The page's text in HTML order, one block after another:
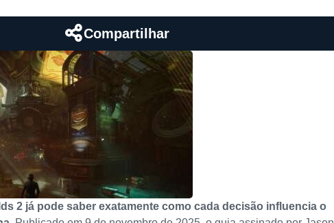
Compartilhar
2 já pode saber exatamente como cada decisão influencia o